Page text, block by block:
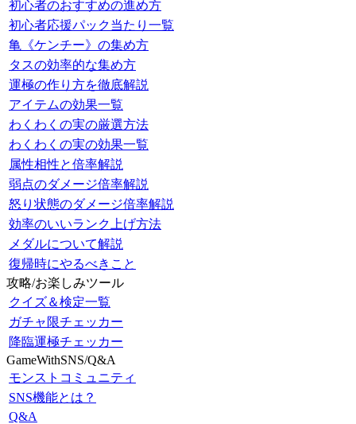
初心者のおすすめの進め方
初心者応援パック当たり一覧
亀《ケンチー》の集め方
タスの効率的な集め方
運極の作り方を徹底解説
アイテムの効果一覧
わくわくの実の厳選方法
わくわくの実の効果一覧
属性相性と倍率解説
弱点のダメージ倍率解説
怒り状態のダメージ倍率解説
効率のいいランク上げ方法
メダルについて解説
復帰時にやるべきこと
攻略/お楽しみツール
クイズ＆検定一覧
ガチャ限チェッカー
降臨運極チェッカー
GameWithSNS/Q&A
モンストコミュニティ
SNS機能とは？
Q&A